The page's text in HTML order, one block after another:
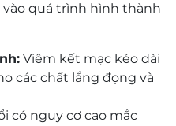
quá trình hình thành
Viêm kết mạc kéo dài
các chất lắng đọng và
có nguy cơ cao mắc